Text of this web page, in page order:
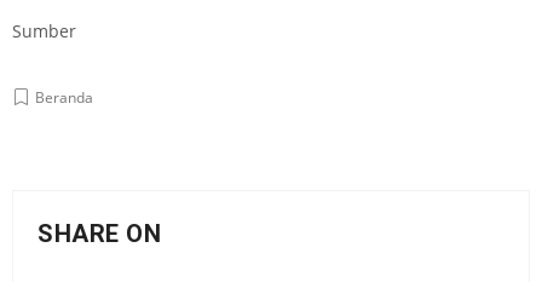
Sumber
Beranda
SHARE ON